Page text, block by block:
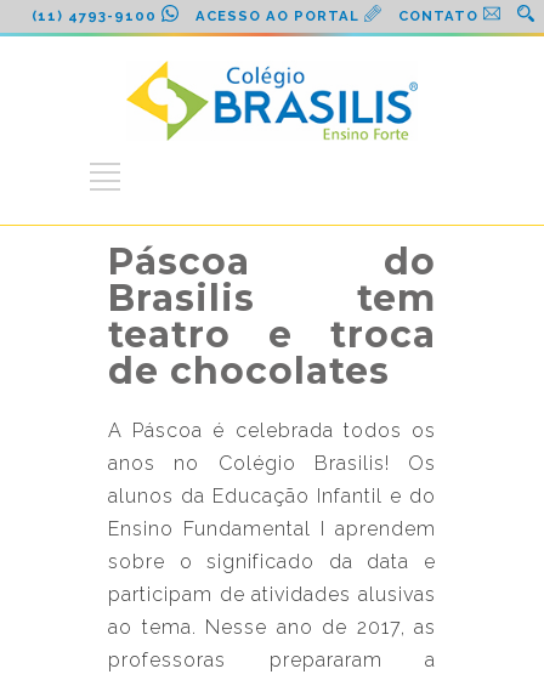
(11) 4793-9100 ACESSO AO PORTAL CONTATO
Páscoa do
Brasilis tem
teatro e troca
de chocolates
A Páscoa é celebrada todos os
anos no Colégio Brasilis! Os
alunos da Educação Infantil e do
Ensino Fundamental I aprendem
sobre o significado da data e
participam de atividades alusivas
ao tema. Nesse ano de 2017, as
professoras prepararam a